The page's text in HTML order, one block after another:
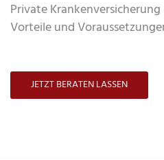
Private
Vorteile und
JETZT BERATEN LASSEN